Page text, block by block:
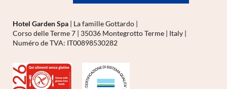
Hotel Garden Spa | La famille Gottardo |
Corso delle Terme 7 | 35036 Montegrotto Terme | Italy |
Numéro de TVA: IT00898530282